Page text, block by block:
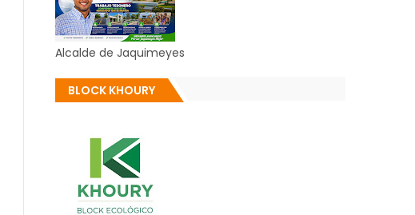
Alcalde de Jaquimeyes
BLOCK KHOURY